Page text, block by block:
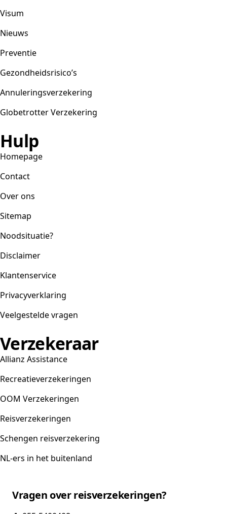
Visum
Nieuws
Preventie
Gezondheidsrisico’s
Annuleringsverzekering
Globetrotter Verzekering
Hulp
Homepage
Contact
Over ons
Sitemap
Noodsituatie?
Disclaimer
Klantenservice
Privacyverklaring
Veelgestelde vragen
Verzekeraar
Allianz Assistance
Recreatieverzekeringen
OOM Verzekeringen
Reisverzekeringen
Schengen reisverzekering
NL-ers in het buitenland
Vragen over reisverzekeringen?